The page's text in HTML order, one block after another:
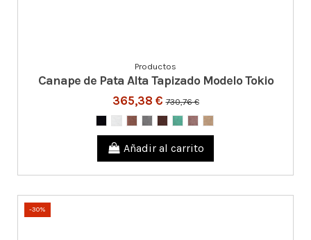
Productos
Canape de Pata Alta Tapizado Modelo Tokio
365,38 €730,76 €
Añadir al carrito
-30%